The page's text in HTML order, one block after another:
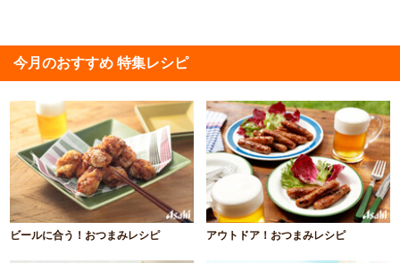
今月のおすすめ 特集レシピ
ビールに合う！おつまみレシピ アウトドア！おつまみレシピ